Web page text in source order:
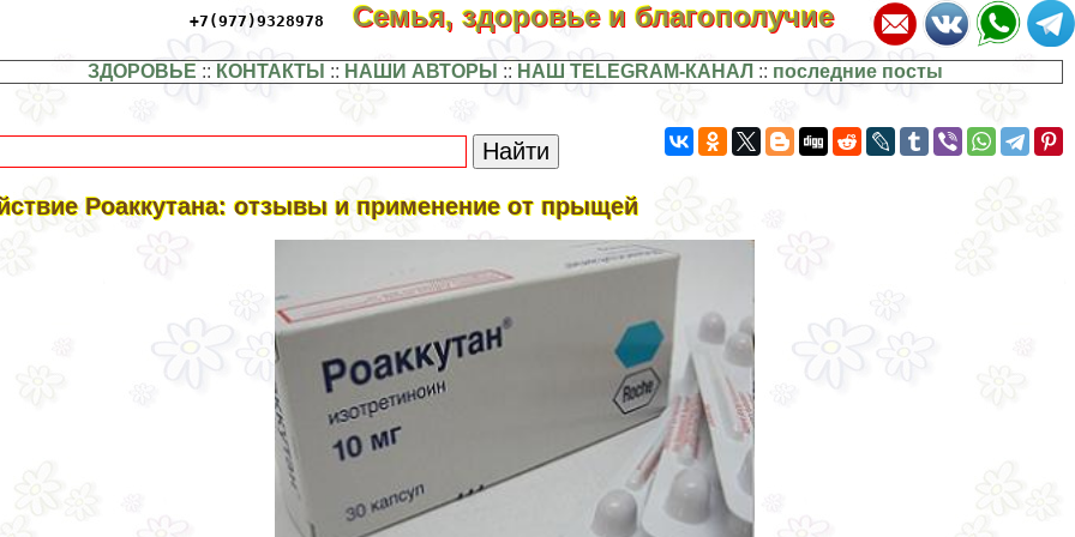
+7(977)9328978 Семья, здоровье и благополучие
ЗДОРОВЬЕ :: КОНТАКТЫ :: НАШИ АВТОРЫ :: НАШ TELEGRAM-КАНАЛ :: последние посты
Роаккутана: отзывы и применение от прыщей